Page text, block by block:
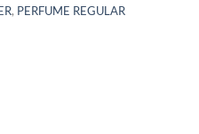
, PERFUME REGULAR